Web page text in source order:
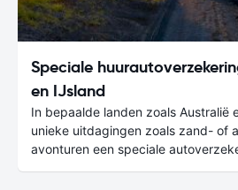
Speciale
en IJsland
In bepaalde landen zoals Australië
unieke uitdagingen zoals zand- of
avonturen een speciale